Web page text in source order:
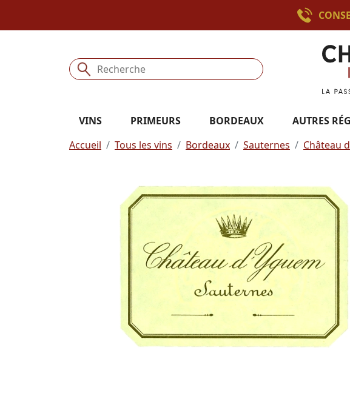
VINS PRIMEURS BORDEAUX AUTRES
Accueil
Tous les vins Bordeaux Sauternes Château